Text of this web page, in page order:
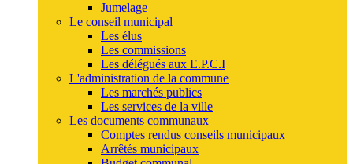
Jumelage
Le conseil municipal
Les élus
Les commissions
Les délégués aux E.P.C.I
L'administration de la commune
Les marchés publics
Les services de la ville
Les documents communaux
Comptes rendus conseils municipaux
Arrêtés municipaux